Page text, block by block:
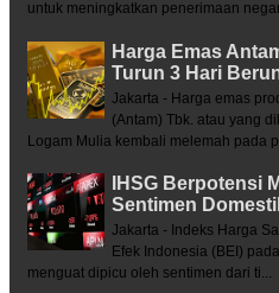
untuk meningkatkan penerimaan
Harga Emas
Turun 3 Hari
Jakarta - Harga emas
(Antam) Tbk. atau yang
Logam Mulia kembali melemah pada
IHSG Berpotensi
Sentimen
Jakarta - Indeks Harga
Efek Indonesia (BEI)
menguat dipicu oleh sentimen dari ti...